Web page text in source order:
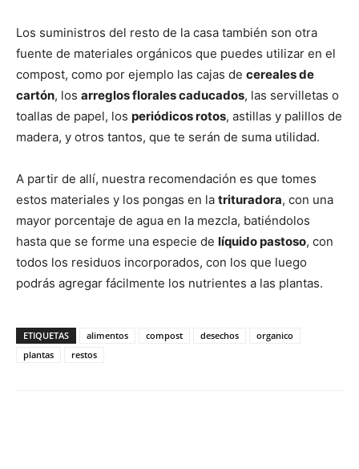
Los suministros del resto de la casa también son otra
fuente de materiales orgánicos que puedes utilizar en el
compost, como por ejemplo las cajas de cereales de
cartón, los arreglos florales caducados, las servilletas o
toallas de papel, los periódicos rotos, astillas y palillos de
madera, y otros tantos, que te serán de suma utilidad.
A partir de allí, nuestra recomendación es que tomes
estos materiales y los pongas en la trituradora, con una
mayor porcentaje de agua en la mezcla, batiéndolos
hasta que se forme una especie de líquido pastoso, con
todos los residuos incorporados, con los que luego
podrás agregar fácilmente los nutrientes a las plantas.
ETIQUETAS alimentos compost desechos
organico
plantas
restos